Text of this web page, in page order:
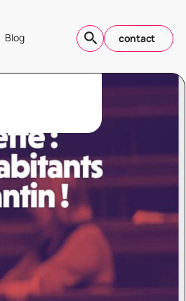
Blog contact